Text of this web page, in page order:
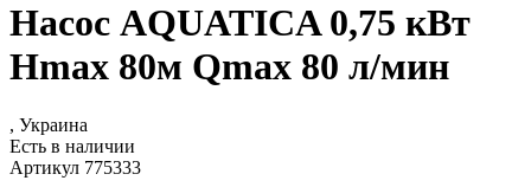
Насос AQUATICA 0,75 кВт
Hmax 80м Qmax 80 л/мин
, Украина
Есть в наличии
Артикул 775333